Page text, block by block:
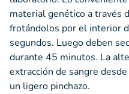
material genético a través
frotándolos por el interior
segundos. Luego deben
durante 45 minutos. La
extracción de sangre
un ligero pinchazo.